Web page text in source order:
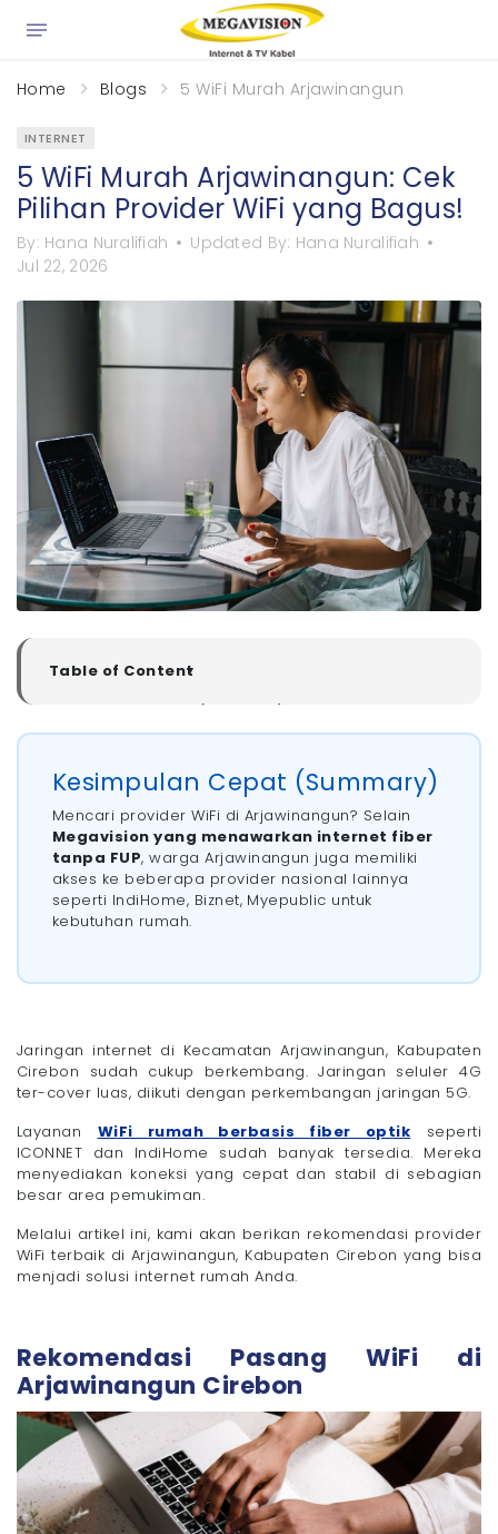
Home Blogs 5 WiFi Murah Arjawinangun: Cek
INTERNET
5 WiFi Murah Arjawinangun: Cek
Pilihan Provider WiFi yang Bagus!
By: Hana Nuralifiah Updated By: Hana Nuralifiah
Jul 22, 2026
Table of Content
▼
Rekomendasi Pasang WiFi di Arjawinangun Cirebon
- 2. ICONNET
- 3. IndiHome
- 4. Biznet
- 5. MyRepublic
Tips Memilih Provider WiFi yang Bagus di
Arjawinangun Cirebon
- 5. Manfaatkan Promo dari Provider Baru
WiFi Megavision Siap Jadi Andalan Warga
Arjawinangun Cirebon!
Kesimpulan Cepat (Summary)
Mencari provider WiFi di Arjawinangun? Selain
Megavision yang menawarkan internet fiber
tanpa FUP, warga Arjawinangun juga memiliki
akses ke beberapa provider nasional lainnya
seperti IndiHome, Biznet, Myepublic untuk
kebutuhan rumah.
Jaringan internet di Kecamatan Arjawinangun, Kabupaten
Cirebon sudah cukup berkembang. Jaringan seluler 4G
ter-cover luas, diikuti dengan perkembangan jaringan 5G.
Layanan WiFi rumah berbasis fiber optik seperti
ICONNET dan IndiHome sudah banyak tersedia. Mereka
menyediakan koneksi yang cepat dan stabil di sebagian
besar area pemukiman.
Melalui artikel ini, kami akan berikan rekomendasi provider
WiFi terbaik di Arjawinangun, Kabupaten Cirebon yang bisa
menjadi solusi internet rumah Anda.
Rekomendasi Pasang WiFi di
Arjawinangun Cirebon